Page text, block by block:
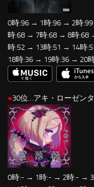
0時:96 → 1時:96 → 2時
時:68 → 7時:68 → 8時:68
時:52 → 13時:51 → 14時
18時:36 → 19時:36 → 20
●30位…アキ・ローゼンタ
0時:- → 1時:- → 2時:- →